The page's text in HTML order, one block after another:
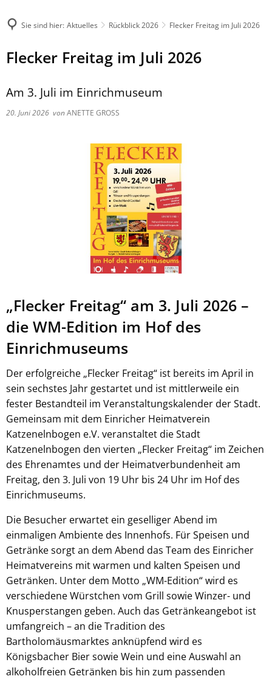
Sie sind hier: Aktuelles Rückblick 2026 Flecker Freitag im Juli 2026
Flecker Freitag im Juli 2026
Am 3. Juli im Einrichmuseum
20. Juni 2026 vonANETTE GROSS
„Flecker Freitag“ am 3. Juli 2026 –
die WM-Edition im Hof des
Einrichmuseums
Der erfolgreiche „Flecker Freitag“ ist bereits im April in
sein sechstes Jahr gestartet und ist mittlerweile ein
fester Bestandteil im Veranstaltungskalender der Stadt.
Gemeinsam mit dem Einricher Heimatverein
Katzenelnbogen e.V. veranstaltet die Stadt
Katzenelnbogen den vierten „Flecker Freitag“ im Zeichen
des Ehrenamtes und der Heimatverbundenheit am
Freitag, den 3. Juli von 19 Uhr bis 24 Uhr im Hof des
Einrichmuseums.
Die Besucher erwartet ein geselliger Abend im
einmaligen Ambiente des Innenhofs. Für Speisen und
Getränke sorgt an dem Abend das Team des Einricher
Heimatvereins mit warmen und kalten Speisen und
Getränken. Unter dem Motto „WM-Edition“ wird es
verschiedene Würstchen vom Grill sowie Winzer- und
Knusperstangen geben. Auch das Getränkeangebot ist
umfangreich – an die Tradition des
Bartholomäusmarktes anknüpfend wird es
Königsbacher Bier sowie Wein und eine Auswahl an
alkoholfreien Getränken bis hin zum passenden